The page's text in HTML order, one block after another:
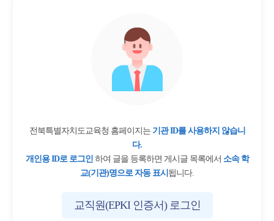
전북특별자치도교육청 홈페이지는 기관 ID를 사용하지 않습니
다.
개인용 ID로 로그인하여 글을 등록하면 게시글 목록에서 소속 학
교(기관)명으로 자동 표시 됩니다.
교직원(EPKI 인증서) 로그인